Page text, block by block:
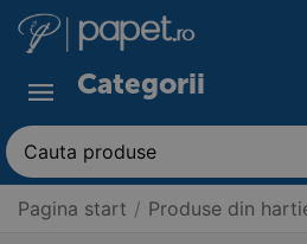
Categorii
Pagina start / Produse din